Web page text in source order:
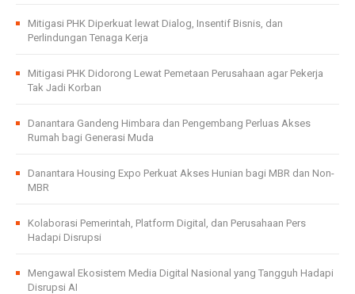
Mitigasi PHK Diperkuat lewat Dialog, Insentif Bisnis, dan
Perlindungan Tenaga Kerja
Mitigasi PHK Didorong Lewat Pemetaan Perusahaan agar Pekerja
Tak Jadi Korban
Danantara Gandeng Himbara dan Pengembang Perluas Akses
Rumah bagi Generasi Muda
Danantara Housing Expo Perkuat Akses Hunian bagi MBR dan Non-
MBR
Kolaborasi Pemerintah, Platform Digital, dan Perusahaan Pers
Hadapi Disrupsi
Mengawal Ekosistem Media Digital Nasional yang Tangguh Hadapi
Disrupsi AI